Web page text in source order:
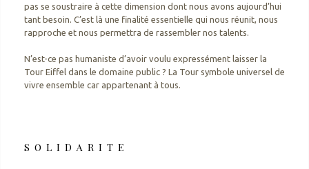
pas se soustraire à cette dimension dont nous avons aujourd’hui
tant besoin. C’est là une finalité essentielle qui nous réunit, nous
rapproche et nous permettra de rassembler nos talents.
N’est-ce pas humaniste d’avoir voulu expressément laisser la
Tour Eiffel dans le domaine public ? La Tour symbole universel de
vivre ensemble car appartenant à tous.
SOLIDARITE